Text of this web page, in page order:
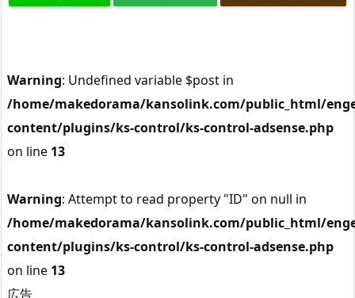
Warning: Undefined variable $post in
/home/makedorama/kansolink.com/public_html/
content/plugins/ks-control/ks-control-adsense.php
on line 13
Warning: Attempt to read property "ID" on null in
/home/makedorama/kansolink.com/public_html/
content/plugins/ks-control/ks-control-adsense.php
on line 13
広告